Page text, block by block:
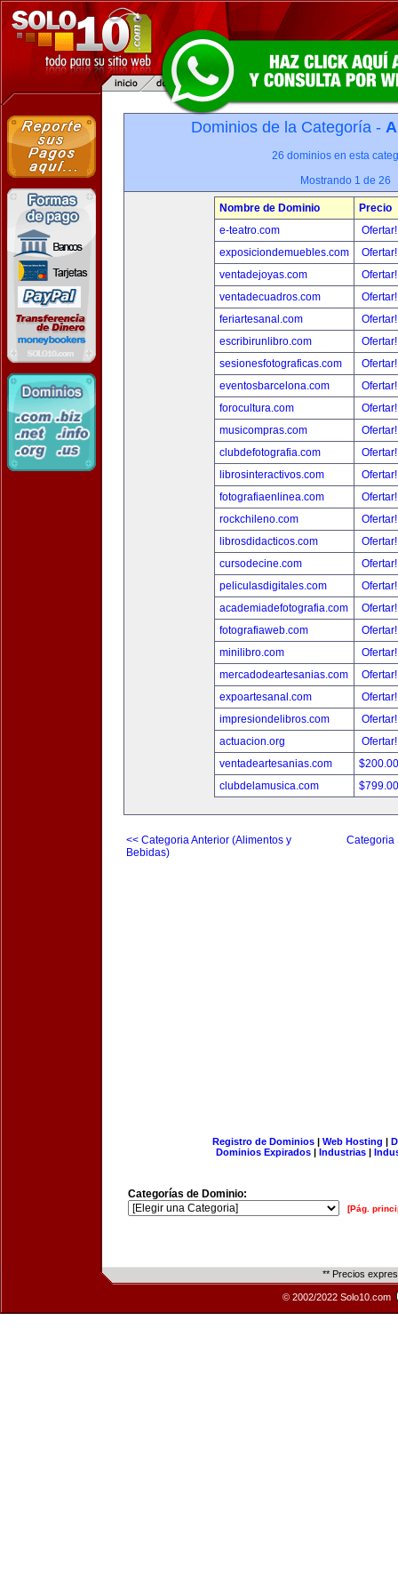
Dominios de la Categoría -
26 dominios en esta
Mostrando 1 de 26
Nombre de Dominio
Precio
e-teatro.com
exposiciondemuebles.com
ventadejoyas.com
ventadecuadros.com
feriartesanal.com
escribirunlibro.com
sesionesfotograficas.com
eventosbarcelona.com
forocultura.com
musicompras.com
clubdefotografia.com
librosinteractivos.com
fotografiaenlinea.com
rockchileno.com
librosdidacticos.com
cursodecine.com
peliculasdigitales.com
academiadefotografia.com
fotografiaweb.com
minilibro.com
mercadodeartesanias.com
expoartesanal.com
impresiondelibros.com
actuacion.org
ventadeartesanias.com
clubdelamusica.com
<< Categoria Anterior (Alimentos y
Bebidas)
Categoria
Registro de Dominios| Web Hosting |
Dominios Expirados | Industrias |
Categorías de Dominio:
[Pág.
** Precios
© 2002/2022 Solo10.com